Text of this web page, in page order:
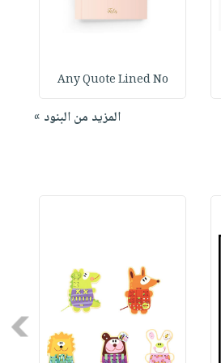
Any Quote Lined No
المزيد من البنود »
Next